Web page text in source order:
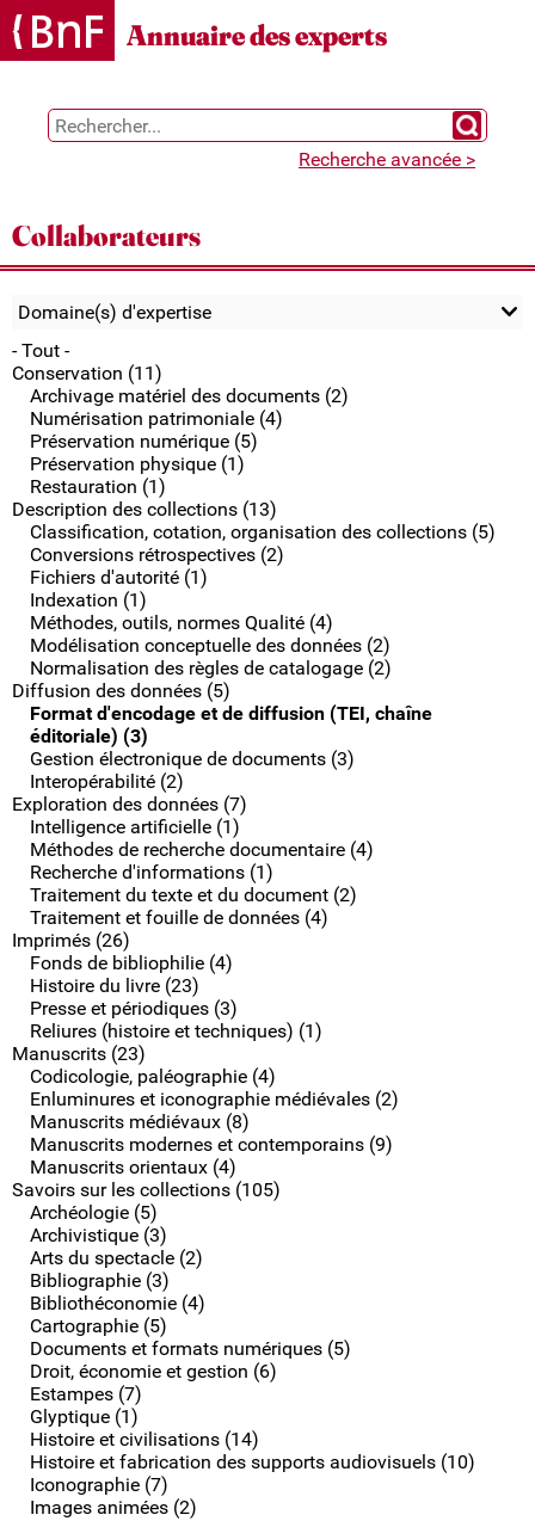
Gestion des cookies
Annuaire des experts
Chercher
Recherche avancée >
Collaborateurs
Domaine(s) d'expertise
- Tout -
Conservation (11)
Archivage matériel des documents (2)
Numérisation patrimoniale (4)
Préservation numérique (5)
Préservation physique (1)
Restauration (1)
Description des collections (13)
Classification, cotation, organisation des collections (5)
Conversions rétrospectives (2)
Fichiers d'autorité (1)
Indexation (1)
Méthodes, outils, normes Qualité (4)
Modélisation conceptuelle des données (2)
Normalisation des règles de catalogage (2)
Diffusion des données (5)
Format d'encodage et de diffusion (TEI, chaîne
éditoriale) (3)
Gestion électronique de documents (3)
Interopérabilité (2)
Exploration des données (7)
Intelligence artificielle (1)
Méthodes de recherche documentaire (4)
Recherche d'informations (1)
Traitement du texte et du document (2)
Traitement et fouille de données (4)
Imprimés (26)
Fonds de bibliophilie (4)
Histoire du livre (23)
Presse et périodiques (3)
Reliures (histoire et techniques) (1)
Manuscrits (23)
Codicologie, paléographie (4)
Enluminures et iconographie médiévales (2)
Manuscrits médiévaux (8)
Manuscrits modernes et contemporains (9)
Manuscrits orientaux (4)
Savoirs sur les collections (105)
Archéologie (5)
Archivistique (3)
Arts du spectacle (2)
Bibliographie (3)
Bibliothéconomie (4)
Cartographie (5)
Documents et formats numériques (5)
Droit, économie et gestion (6)
Estampes (7)
Glyptique (1)
Histoire et civilisations (14)
Histoire et fabrication des supports audiovisuels (10)
Iconographie (7)
Images animées (2)